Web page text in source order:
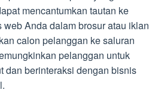
mencantumkan tautan ke
Anda dalam brosur atau iklan
calon pelanggan ke saluran
pelanggan untuk
dan berinteraksi dengan bisnis